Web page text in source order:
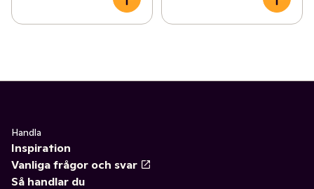
Handla
Inspiration
Vanliga frågor och svar
Så handlar du